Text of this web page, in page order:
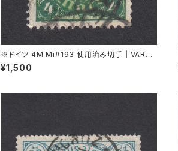
※ドイツ 4M Mi#193 使用済み切手｜VARRE
L 30.11.1922
¥1,500